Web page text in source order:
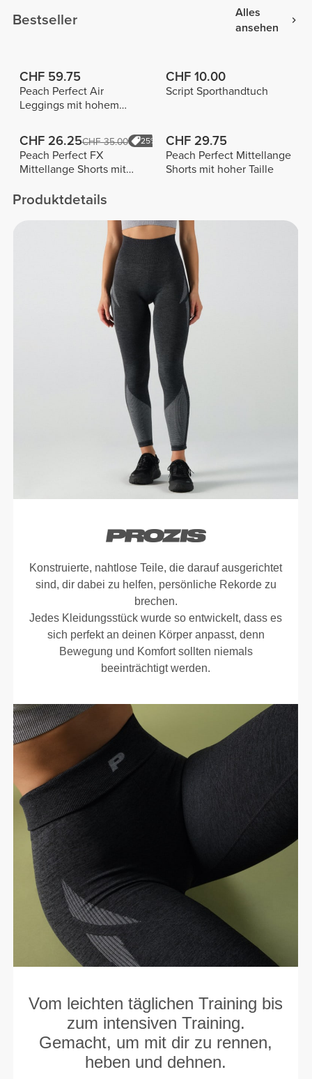
Bestseller
Alles
ansehen
CHF 59.75
Peach Perfect Air
Leggings mit hohem
CHF 10.00
Script Sporthandtuch
CHF 26.25CHF 35.00 25%
Peach Perfect FX
Mittellange Shorts mit
CHF 29.75
Peach Perfect Mittellange
Shorts mit hoher Taille
Produktdetails
Konstruierte, nahtlose Teile, die darauf ausgerichtet
sind, dir dabei zu helfen, persönliche Rekorde zu
brechen.
Jedes Kleidungsstück wurde so entwickelt, dass es
sich perfekt an deinen Körper anpasst, denn
Bewegung und Komfort sollten niemals
beeinträchtigt werden.
Vom leichten täglichen Training bis
zum intensiven Training.
Gemacht, um mit dir zu rennen,
heben und dehnen.